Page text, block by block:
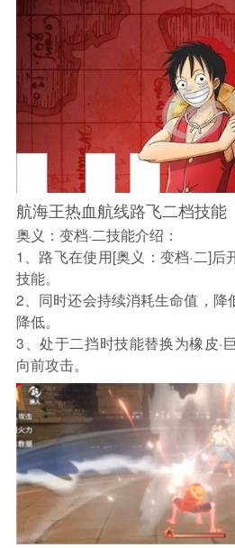
航海王热血航线路飞二档技能
奥义：变档·二技能介绍：
1、路飞在使用[奥义：变档·二]
技能。
2、同时还会持续消耗生命值，降
降低。
3、处于二挡时技能替换为橡皮·
向前攻击。